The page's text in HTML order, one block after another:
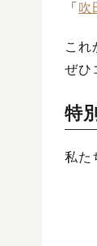
「 吹
これ
ぜひ
特
私た